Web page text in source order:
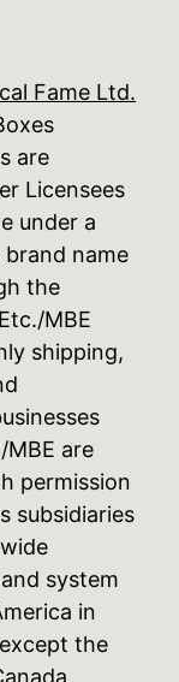
Fame Ltd.
are
Licensees
under a
name
the
MBE
shipping,
MBE are
permission
subsidiaries
system
in
the